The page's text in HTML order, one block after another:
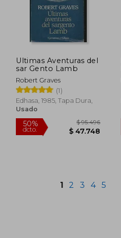
50%
dcto.
$ 93.682
$ 46.841
Ultimas Aventuras del
sar Gento Lamb
Robert Graves
(1)
Edhasa, 1985, Tapa Dura,
Usado
1 2 3 4 5